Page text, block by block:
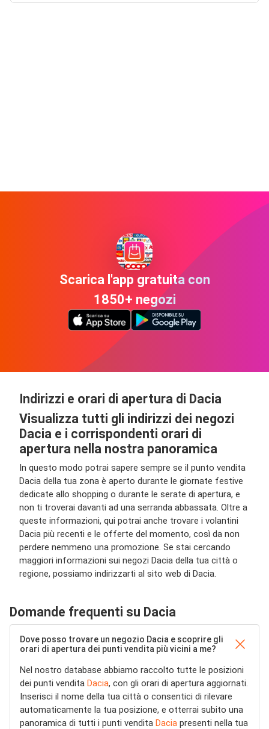
Scarica l'app gratuita con
1850+ negozi
Indirizzi e orari di apertura di Dacia
Visualizza tutti gli indirizzi dei negozi
Dacia e i corrispondenti orari di
apertura nella nostra panoramica
In questo modo potrai sapere sempre se il punto vendita
Dacia della tua zona è aperto durante le giornate festive
dedicate allo shopping o durante le serate di apertura, e
non ti troverai davanti ad una serranda abbassata. Oltre a
queste informazioni, qui potrai anche trovare i volantini
Dacia più recenti e le offerte del momento, così da non
perdere nemmeno una promozione. Se stai cercando
maggiori informazioni sui negozi Dacia della tua città o
regione, possiamo indirizzarti al sito web di Dacia.
Domande frequenti su Dacia
Dove posso trovare un negozio Dacia e scoprire gli
orari di apertura dei punti vendita più vicini a me?
Nel nostro database abbiamo raccolto tutte le posizioni
dei punti vendita Dacia, con gli orari di apertura aggiornati.
Inserisci il nome della tua città o consentici di rilevare
automaticamente la tua posizione, e otterrai subito una
panoramica di tutti i punti vendita Dacia presenti nella tua